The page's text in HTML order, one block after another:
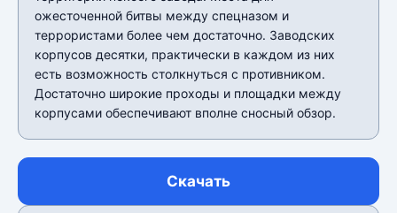
ожесточенной битвы между спецназом и
террористами более чем достаточно. Заводских
корпусов десятки, практически в каждом из них
есть возможность столкнуться с противником.
Достаточно широкие проходы и площадки между
корпусами обеспечивают вполне сносный обзор.
Скачать